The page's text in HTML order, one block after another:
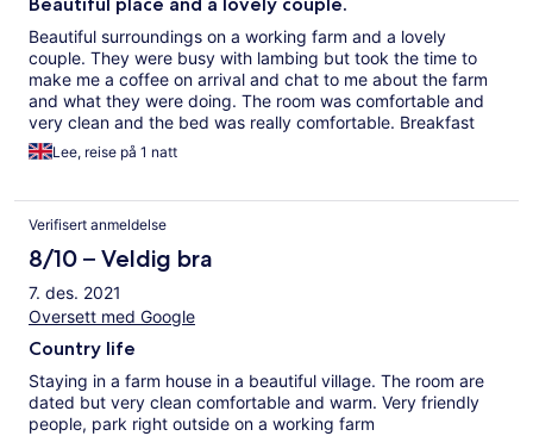
Beautiful surroundings on a working farm and a lovely
couple. They were busy with lambing but took the time to
make me a coffee on arrival and chat to me about the farm
and what they were doing. The room was comfortable and
very clean and the bed was really comfortable. Breakfast
was lovely. I will be staying there next time I am working in
the area, and i will be making sure that is soon. I will try the
cooking smelled delicious. Highly recommended.
Lee, reise på 1 natt
Verifisert anmeldelse
8/10 – Veldig bra
7. des. 2021
Oversett med Google
Country life
Staying in a farm house in a beautiful village. The room are
dated but very clean comfortable and warm. Very friendly
people, park right outside on a working farm